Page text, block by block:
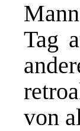
Tag
von